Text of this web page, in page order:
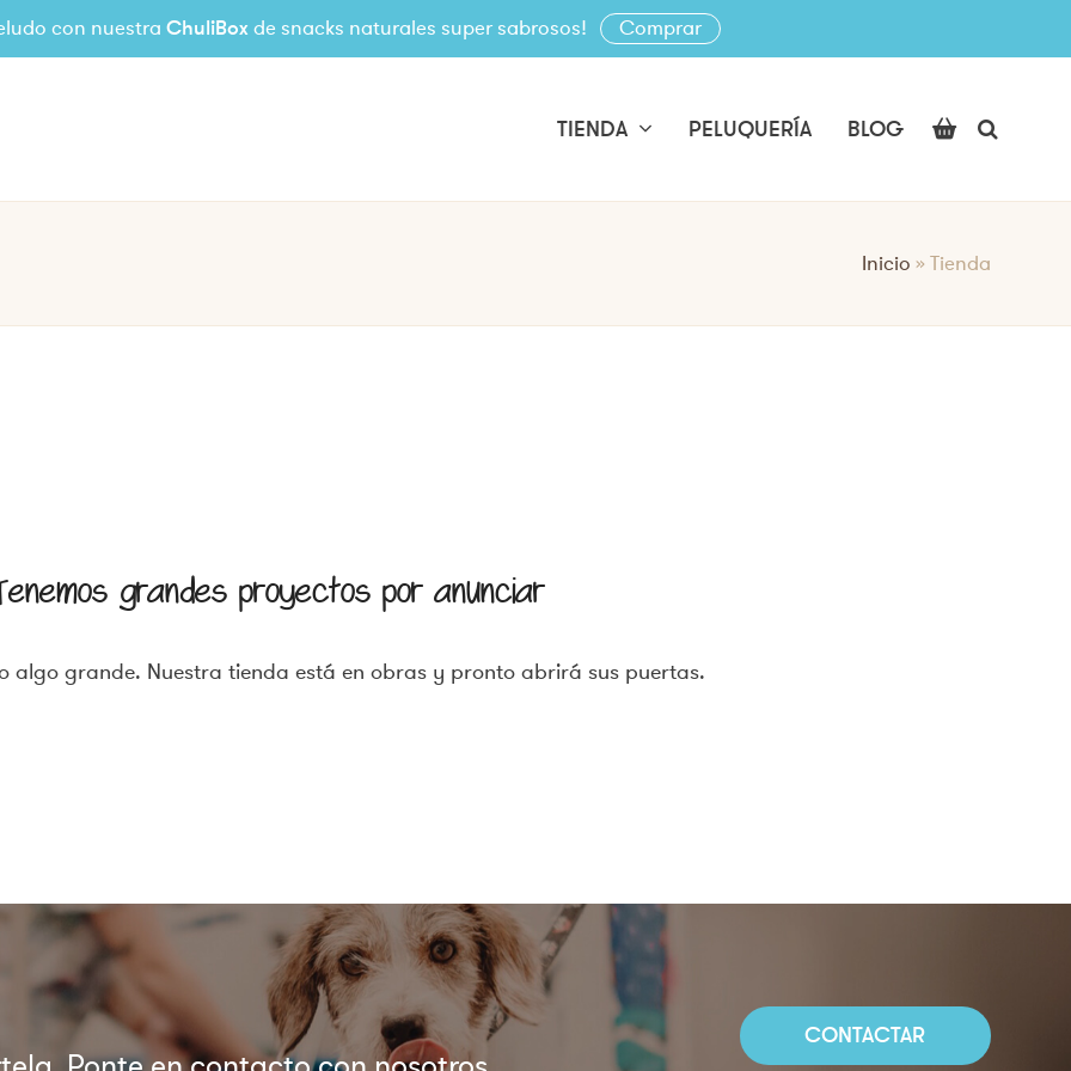
con nuestra ChuliBoxde snacks naturales super sabrosos! Comprar
TIENDA PELUQUERÍA BLOG
Inicio » Tienda
grandes proyectos por anunciar
algo grande. Nuestra tienda está en obras y pronto abrirá sus puertas.
CONTACTAR